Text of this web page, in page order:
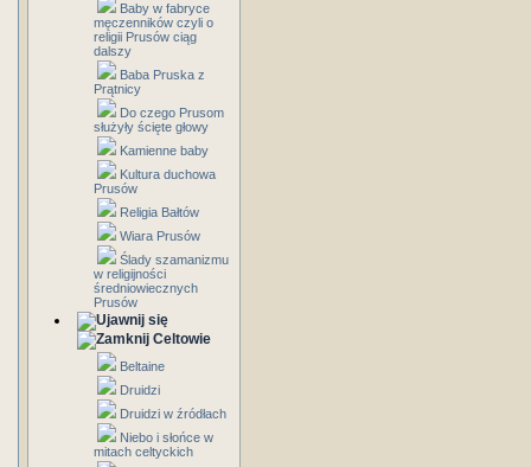
Baby w fabryce
męczenników czyli o
religii Prusów ciąg
dalszy
Baba Pruska z
Prątnicy
Do czego Prusom
służyły ścięte głowy
Kamienne baby
Kultura duchowa
Prusów
Religia Bałtów
Wiara Prusów
Ślady szamanizmu
w religijności
średniowiecznych
Prusów
Celtowie
Beltaine
Druidzi
Druidzi w źródłach
Niebo i słońce w
mitach celtyckich